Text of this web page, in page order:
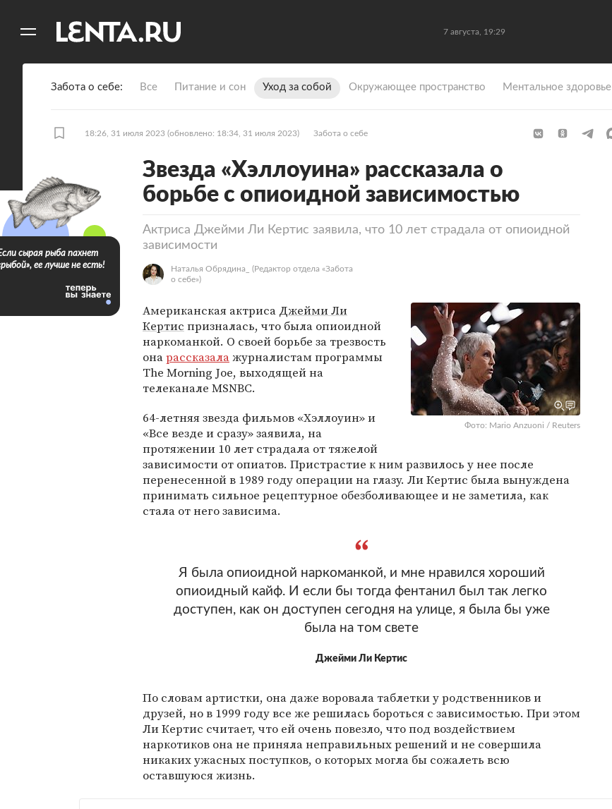
7 августа, 19:29
Забота о себе Все Питание и сон Уход за собой Окружающее пространство Ментальное здоровье
18:26, 31 июля 2023 (обновлено: 18:34, 31 июля 2023) Забота о себе
Звезда «Хэллоуина» рассказала о
борьбе с опиоидной зависимостью
Актриса Джейми Ли Кертис заявила, что 10 лет страдала от опиоидной
зависимости
Наталья Обрядина_
(Редактор отдела «Забота
о себе»)
Фото: Mario Anzuoni / Reuters
Американская актриса Джейми Ли
Кертис призналась, что была опиоидной
наркоманкой. О своей борьбе за трезвость
онарассказалажурналистам программы
The Morning Joe, выходящей на
телеканале MSNBC.
64-летняя звезда фильмов «Хэллоуин» и
«Все везде и сразу» заявила, на
протяжении 10 лет страдала от тяжелой
зависимости от опиатов. Пристрастие к ним развилось у нее после
перенесенной в 1989 году операции на глазу. Ли Кертис была вынуждена
принимать сильное рецептурное обезболивающее и не заметила, как
стала от него зависима.
Я была опиоидной наркоманкой, и мне нравился хороший
опиоидный кайф. И если бы тогда фентанил был так легко
доступен, как он доступен сегодня на улице, я была бы уже
была на том свете
Джейми Ли Кертис
По словам артистки, она даже воровала таблетки у родственников и
друзей, но в 1999 году все же решилась бороться с зависимостью. При этом
Ли Кертис считает, что ей очень повезло, что под воздействием
наркотиков она не приняла неправильных решений и не совершила
никаких ужасных поступков, о которых могла бы сожалеть всю
оставшуюся жизнь.
сырая рыба пахнет
ее лучше не есть!